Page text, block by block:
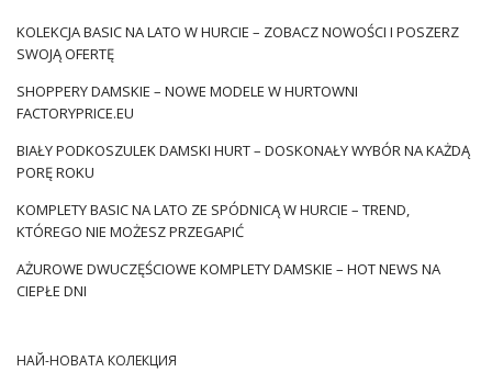
Как женските анцузи влязоха в
салоните?
Със сигурност сте забелязали, че дълго време
суитчърите не се считат само задрехи след домаили за
упражнения. Дамите гордо ходят в тях също просто
KOLEKCJA BASIC NA LATO W HURCIE – ZOBACZ NOWOŚCI I POSZERZ
SWOJĄ OFERTĘ
SHOPPERY DAMSKIE – NOWE MODELE W HURTOWNI
FACTORYPRICE.EU
BIAŁY PODKOSZULEK DAMSKI HURT – DOSKONAŁY WYBÓR NA KAŻDĄ
PORĘ ROKU
KOMPLETY BASIC NA LATO ZE SPÓDNICĄ W HURCIE – TREND,
KTÓREGO NIE MOŻESZ PRZEGAPIĆ
AŻUROWE DWUCZĘŚCIOWE KOMPLETY DAMSKIE – HOT NEWS NA
CIEPŁE DNI
НАЙ-НОВАТА КОЛЕКЦИЯ